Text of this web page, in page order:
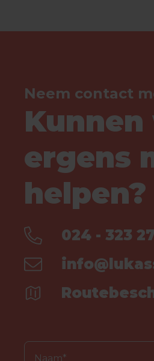
Neem contact
Kunnen
ergens
helpen?
024 - 323